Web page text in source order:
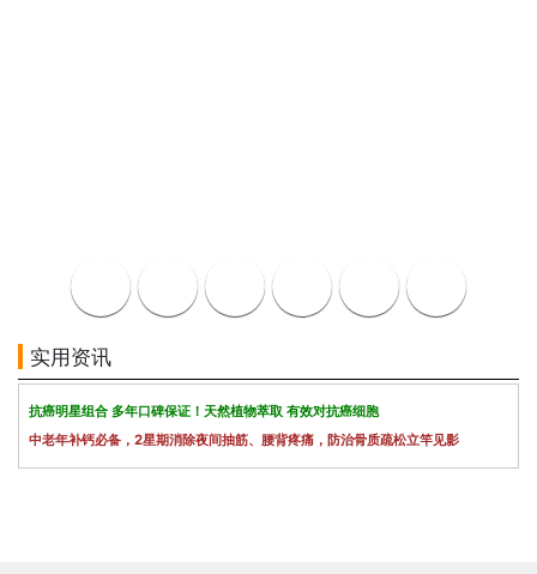
实用资讯
抗癌明星组合 多年口碑保证！天然植物萃取 有效对抗癌细胞
中老年补钙必备，2星期消除夜间抽筋、腰背疼痛，防治骨质疏松立竿见影